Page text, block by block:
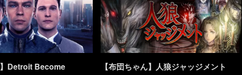
Detroit Become 【布団ちゃん】人狼ジャッジメント